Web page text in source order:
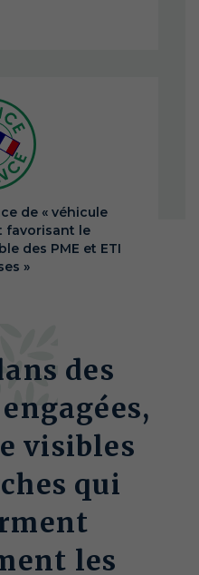
de « véhicule
favorisant le
des PME et ETI
»
des
visibles
qui
les